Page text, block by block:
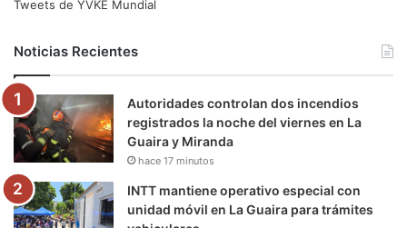
o
o
k
e
r
b
e
g
r
a
m
r
a
k
Tweets de YVKE Mundial
Noticias Recientes
Autoridades controlan dos incendios
registrados la noche del viernes en La
Guaira y Miranda
hace 17 minutos
INTT mantiene operativo especial con
unidad móvil en La Guaira para trámites